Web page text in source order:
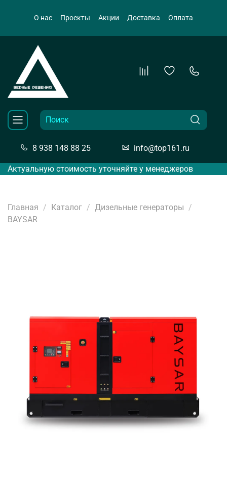
О нас Проекты Акции Доставка Оплата
8 938 148 88 25 info@top161.ru
Актуальную стоимость уточняйте у менеджеров
Главная Каталог
Дизельные генераторы
BAYSAR